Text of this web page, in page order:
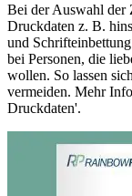
Bei der Auswahl der
Druckdaten z. B.
und
bei Personen, die
wollen. So lassen
vermeiden. Mehr
Druckdaten'.